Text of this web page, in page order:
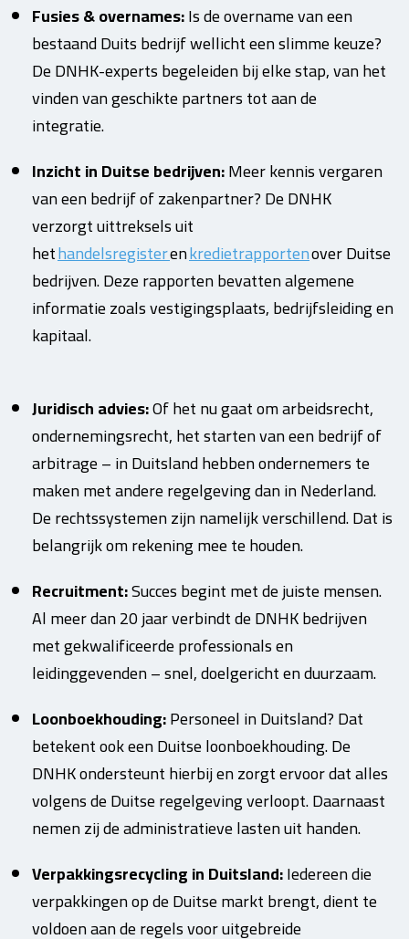
Fusies & overnames:Is de overname van een
bestaand Duits bedrijf wellicht een slimme keuze?
De DNHK-experts begeleiden bij elke stap, van het
vinden van geschikte partners tot aan de
integratie.
Inzicht in Duitse bedrijven:Meer kennis vergaren
van een bedrijf of zakenpartner? De DNHK
verzorgt uittreksels uit
hethandelsregisterenkredietrapportenover Duitse
bedrijven. Deze rapporten bevatten algemene
informatie zoals vestigingsplaats, bedrijfsleiding en
kapitaal.
Juridisch advies:Of het nu gaat om arbeidsrecht,
ondernemingsrecht, het starten van een bedrijf of
arbitrage – in Duitsland hebben ondernemers te
maken met andere regelgeving dan in Nederland.
De rechtssystemen zijn namelijk verschillend. Dat is
belangrijk om rekening mee te houden.
Recruitment:Succes begint met de juiste mensen.
Al meer dan 20 jaar verbindt de DNHK bedrijven
met gekwalificeerde professionals en
leidinggevenden – snel, doelgericht en duurzaam.
Loonboekhouding:Personeel in Duitsland? Dat
betekent ook een Duitse loonboekhouding. De
DNHK ondersteunt hierbij en zorgt ervoor dat alles
volgens de Duitse regelgeving verloopt. Daarnaast
nemen zij de administratieve lasten uit handen.
Verpakkingsrecycling in Duitsland:Iedereen die
verpakkingen op de Duitse markt brengt, dient te
voldoen aan de regels voor uitgebreide